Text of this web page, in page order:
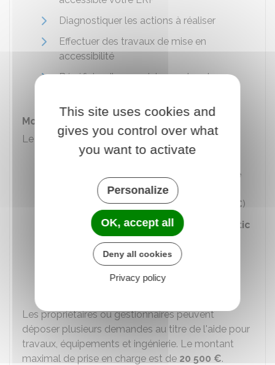
Diagnostiquer les actions à réaliser
Effectuer des travaux de mise en
accessibilité
Bénéficier d'une assistance dans la
Montant de l'aide
Le taux de l'aide peut atteindre :
50 %des dépenses pour les
équipements et les travaux de mise
en accessibilité(pour un montant
maximal de prise en charge de
20 000 €)
des dépenses pour le diagnostic
des conditions d'accessibilité et
l'assistance d'ouvrage (pour un
montant maximal de prise en charge de
Les propriétaires ou gestionnaires peuvent
déposer plusieurs demandes au titre de l'aide pour
travaux, équipements et ingénierie. Le montant
maximal de prise en charge est de 20 500 €.
This site uses cookies and
gives you control over what
you want to activate
Personalize
OK, accept all
Deny all cookies
Privacy policy